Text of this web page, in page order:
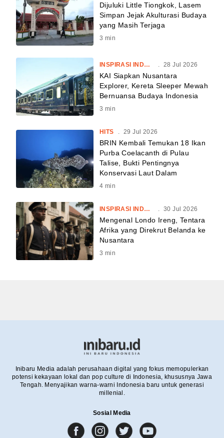
Dijuluki Little Tiongkok, Lasem
Simpan Jejak Akulturasi Budaya
yang Masih Terjaga
3 min
INSPIRASI INDONESIA 28 Jul 2026
KAI Siapkan Nusantara
Explorer, Kereta Sleeper Mewah
Bernuansa Budaya Indonesia
3 min
HITS 29 Jul 2026
BRIN Kembali Temukan 18 Ikan
Purba Coelacanth di Pulau
Talise, Bukti Pentingnya
Konservasi Laut Dalam
4 min
INSPIRASI INDONESIA . 30 Jul 2026
Mengenal Londo Ireng, Tentara
Afrika yang Direkrut Belanda ke
Nusantara
3 min
Inibaru Media adalah perusahaan digital yang fokus memopulerkan
potensi kekayaan lokal dan pop culture di Indonesia, khususnya Jawa
Tengah. Menyajikan warna-warni Indonesia baru untuk generasi
millenial.
Sosial Media